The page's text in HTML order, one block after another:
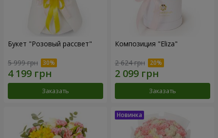
Букет "Розовый рассвет"
5 999 грн
Заказать
Композиция "Eliza"
2 624 грн
Заказать